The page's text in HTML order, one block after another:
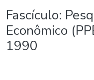
Fascículo:
Econômico
1990